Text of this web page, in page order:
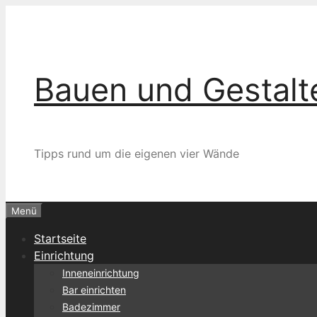
Bauen und
Tipps rund um die eigenen vier Wände
Menü
Startseite
Einrichtung
Inneneinrichtung
Bar einrichten
Badezimmer